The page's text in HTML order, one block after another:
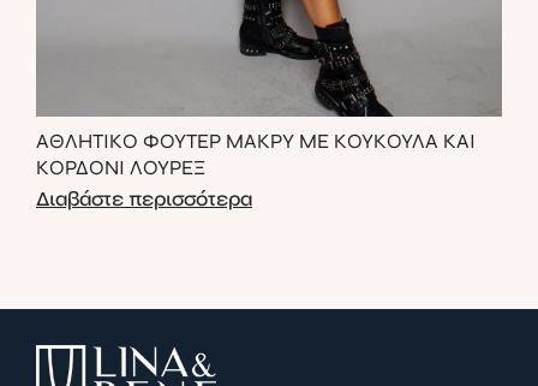
ΑΘΛΗΤΙΚΟ ΦΟΥΤΕΡ ΜΑΚΡΥ ΜΕ ΚΟΥΚΟΥΛΑ ΚΑΙ
ΚΟΡΔΟΝΙ ΛΟΥΡΕΞ
Διαβάστε περισσότερα